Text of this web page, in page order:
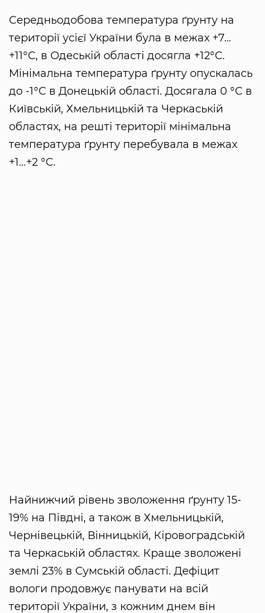
Середньодобова температура ґрунту на
території усієї України була в межах +7…
+11°С, в Одеській області досягла +12°С.
Мінімальна температура ґрунту опускалась
до -1°С в Донецькій області. Досягала 0 °С в
Київській, Хмельницькій та Черкаській
областях, на решті території мінімальна
температура ґрунту перебувала в межах
+1…+2 °С.
Найнижчий рівень зволоження ґрунту 15-
19% на Півдні, а також в Хмельницькій,
Чернівецькій, Вінницькій, Кіровоградській
та Черкаській областях. Краще зволожені
землі 23% в Сумській області. Дефіцит
вологи продовжує панувати на всій
території України, з кожним днем він